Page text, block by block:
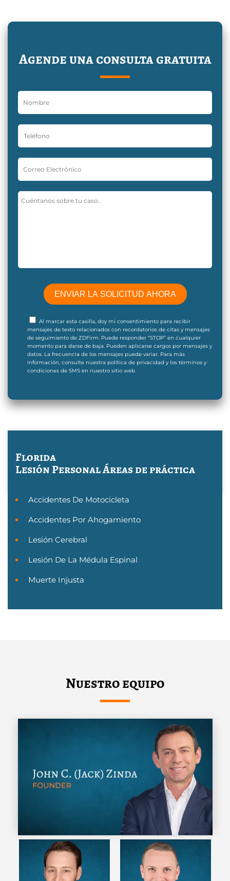
Agende una consulta gratuita
Al marcar esta casilla, doy mi consentimiento para recibir
mensajes de texto relacionados con recordatorios de citas y mensajes
de seguimiento de ZDFirm. Puede responder “STOP” en cualquier
momento para darse de baja. Pueden aplicarse cargos por mensajes y
datos. La frecuencia de los mensajes puede variar. Para más
información, consulte nuestra política de privacidad y los términos y
condiciones de SMS en nuestro sitio web.
Florida
Lesión PersonalÁreas de práctica
Accidentes De Motocicleta
Accidentes Por Ahogamiento
Lesión Cerebral
Lesión De La Médula Espinal
Muerte Injusta
Nuestro equipo